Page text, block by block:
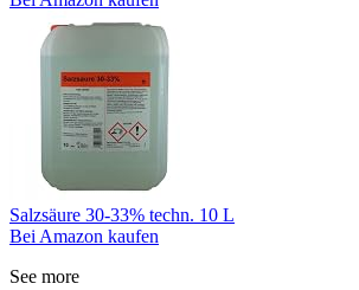
Salzsäure 30-33% techn. 10 L
Bei Amazon kaufen
See more